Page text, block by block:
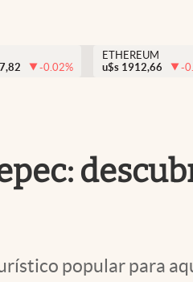
-0.02%
ETHEREUM
u$s 1912,66 -
popular para